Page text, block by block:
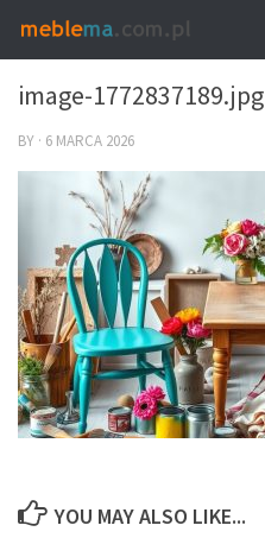
image-1772837189.jpg
BY · 6 MARCA 2026
YOU MAY ALSO LIKE...